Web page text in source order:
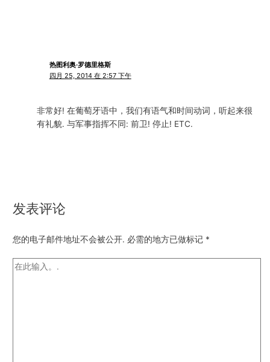
热图利奥·罗德里格斯
四月 25, 2014 在 2:57 下午
非常好! 在葡萄牙语中，我们有语气和时间动词，听起来很
有礼貌. 与军事指挥不同: 前卫! 停止! ETC.
发表评论
您的电子邮件地址不会被公开. 必需的地方已做标记 *